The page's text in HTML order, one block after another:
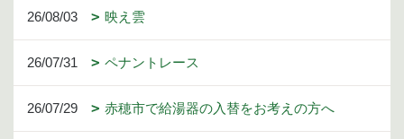
26/08/03 映え雲
26/07/31 ペナントレース
26/07/29 赤穂市で給湯器の入替をお考えの方へ